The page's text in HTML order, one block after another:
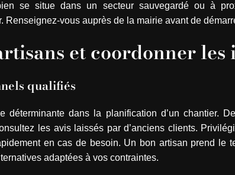
se situe dans un secteur sauvegardé ou à
Renseignez-vous auprès de la mairie avant de
et coordonner
qualifiés
déterminante dans la planification d’un chantier.
les avis laissés par d’anciens clients.
en cas de besoin. Un bon artisan prend le
adaptées à vos contraintes.